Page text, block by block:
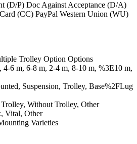
(D/P) Doc Against Acceptance (D/A)
(CC) PayPal Western Union (WU)
Trolley Option Options
4-6 m, 6-8 m, 2-4 m, 8-10 m, %3E10 m,
Suspension, Trolley, Base%2FLug
Without Trolley, Other
Vital, Other
Varieties